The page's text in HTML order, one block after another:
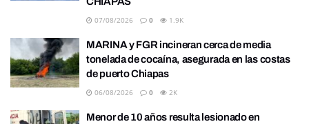
07/08/2026 0 1.9K
MARINA y FGR incineran cerca de media
tonelada de cocaína, asegurada en las costas
de puerto Chiapas
06/08/2026 0 2K
Menor de 10 años resulta lesionado en